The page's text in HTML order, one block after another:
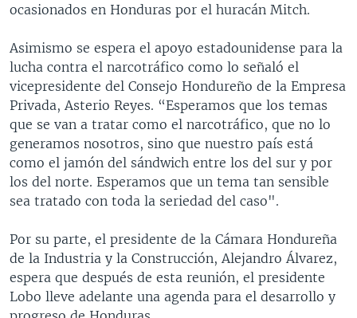
ocasionados en Honduras por el huracán Mitch.
Asimismo se espera el apoyo estadounidense para la
lucha contra el narcotráfico como lo señaló el
vicepresidente del Consejo Hondureño de la Empresa
Privada, Asterio Reyes. “Esperamos que los temas
que se van a tratar como el narcotráfico, que no lo
generamos nosotros, sino que nuestro país está
como el jamón del sándwich entre los del sur y por
los del norte. Esperamos que un tema tan sensible
sea tratado con toda la seriedad del caso".
Por su parte, el presidente de la Cámara Hondureña
de la Industria y la Construcción, Alejandro Álvarez,
espera que después de esta reunión, el presidente
Lobo lleve adelante una agenda para el desarrollo y